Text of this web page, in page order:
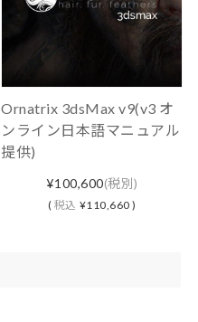
Ornatrix 3dsMax v9(v3 オ
ンライン日本語マニュアル
提供)
¥100,600(税別)
( 税込 ¥110,660 )